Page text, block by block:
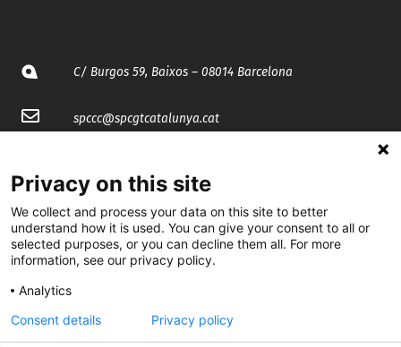
C/ Burgos 59, Baixos – 08014 Barcelona
spccc@spcgtcatalunya.cat
@CGTCatalunya
cgtcatalunya
cgtcatalunya
Privacy on this site
We collect and process your data on this site to better
understand how it is used. You can give your consent to all or
selected purposes, or you can decline them all. For more
information, see our privacy policy.
Analytics
Consent details
Privacy policy